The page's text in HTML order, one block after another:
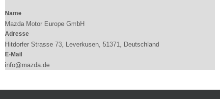
Name
Mazda Motor Europe GmbH
Adresse
Hitdorfer Strasse 73, Leverkusen, 51371, Deutschland
E-Mail
info@mazda.de